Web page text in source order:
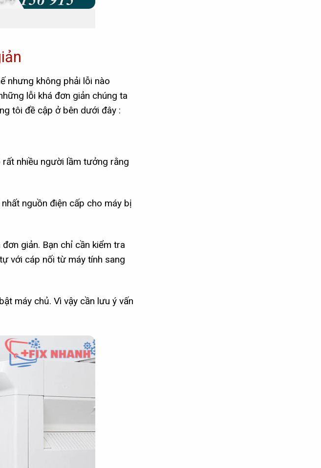
nhưng không phải lỗi nào
lỗi khá đơn giản chúng ta
tôi đề cập ở bên dưới đây :
nhiều người lầm tưởng rằng
nguồn điện cấp cho máy bị
giản. Bạn chỉ cần kiểm tra
với cáp nối từ máy tính sang
máy chủ. Vì vậy cần lưu ý vấn